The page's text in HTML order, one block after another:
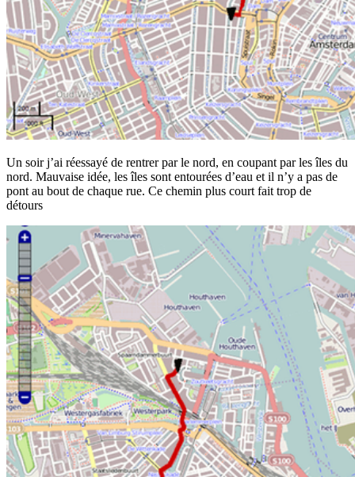
Un soir j’ai réessayé de rentrer par le nord, en coupant par les îles du
nord. Mauvaise idée, les îles sont entourées d’eau et il n’y a pas de
pont au bout de chaque rue. Ce chemin plus court fait trop de
détours